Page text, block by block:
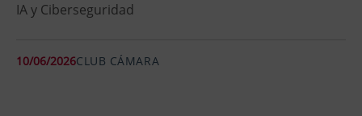
IA y Ciberseguridad
10/06/2026CLUB CÁMARA